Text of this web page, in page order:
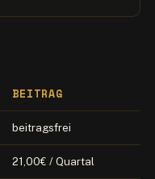
BEITRAG
beitragsfrei
21,00€ / Quartal